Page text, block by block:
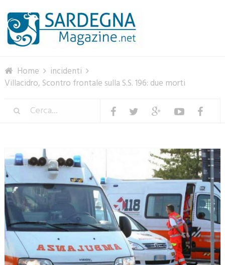
Home
incidenti
Villacidro, Scontro frontale sulla S.S. 196: due morti